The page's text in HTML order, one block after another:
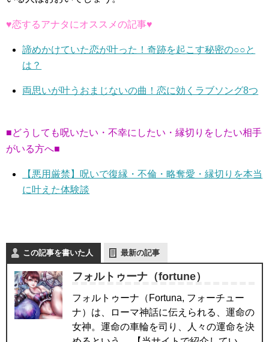
♥恋するアナタにオススメの記事♥
諦めかけていた恋が叶った！奇跡を起こす秘密の○○と
は？
両思いが叶うおまじないの曲！恋に効くラブソング8つ
■どうしても呪いたい・不幸にしたい・縁切りをしたい相手
がいる方へ■
【悪用厳禁】呪いで復縁・不倫・略奪愛・縁切りを本当
に叶えた体験談
この記事を書いた人 最新の記事
フォルトゥーナ（fortune）
フォルトゥーナ（Fortuna, フォーチュー
ナ）は、ローマ神話に伝えられる、運命の
女神。運命の車輪を司り、人々の運命を決